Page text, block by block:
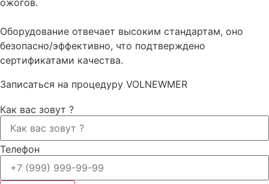
ожогов.
Оборудование отвечает высоким стандартам, оно
безопасно/эффективно, что подтверждено
сертификатами качества.
Записаться на процедуру VOLNEWMER
Как вас зовут ?
Телефон